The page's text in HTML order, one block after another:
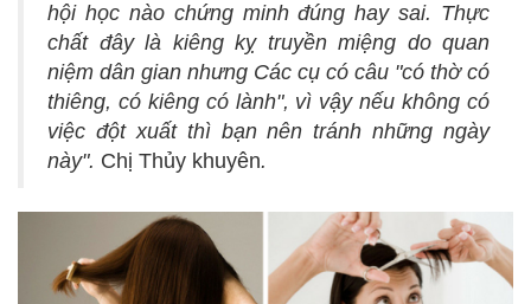
hội học nào chứng minh đúng hay sai. Thực
chất đây là kiêng kỵ truyền miệng do quan
niệm dân gian nhưng Các cụ có câu "có thờ có
thiêng, có kiêng có lành", vì vậy nếu không có
việc đột xuất thì bạn nên tránh những ngày
này". Chị Thủy khuyên.